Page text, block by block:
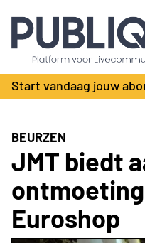
Industry Dashboard
Vacatures
Kalender
Producten
Bedrijvengids
Locatie Finder
Contact
Over ons
Adverteren
Abonnementen
Start vandaag jouw
BEURZEN
JMT biedt
Euroshop